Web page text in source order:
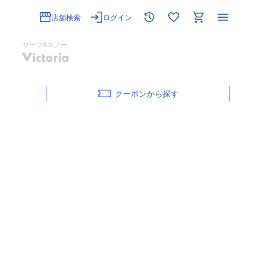
店舗検索 ログイン
サーフ&スノー
クーポン